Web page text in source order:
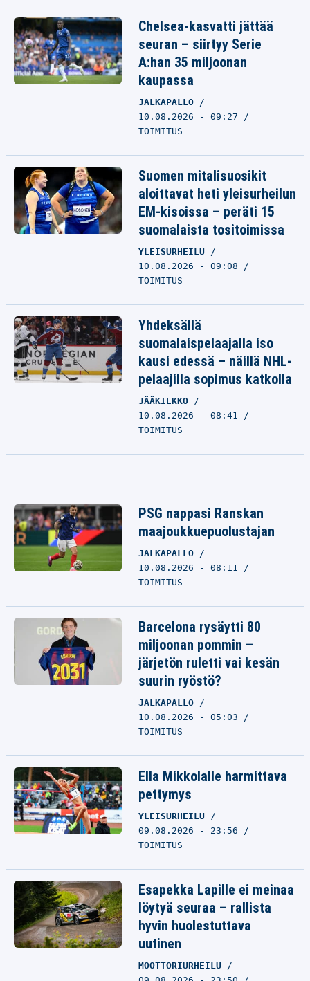
Chelsea-kasvatti jättää
seuran – siirtyy Serie
A:han 35 miljoonan
kaupassa
JALKAPALLO
10.08.2026 - 09:27
TOIMITUS
Suomen mitalisuosikit
aloittavat heti yleisurheilun
EM-kisoissa – peräti 15
suomalaista tositoimissa
YLEISURHEILU
10.08.2026 - 09:08
TOIMITUS
Yhdeksällä
suomalaispelaajalla iso
kausi edessä – näillä NHL-
pelaajilla sopimus katkolla
JÄÄKIEKKO
10.08.2026 - 08:41
TOIMITUS
PSG nappasi Ranskan
maajoukkuepuolustajan
JALKAPALLO
10.08.2026 - 08:11
TOIMITUS
Barcelona rysäytti 80
miljoonan pommin –
järjetön ruletti vai kesän
suurin ryöstö?
JALKAPALLO
10.08.2026 - 05:03
TOIMITUS
Ella Mikkolalle harmittava
pettymys
YLEISURHEILU
09.08.2026 - 23:56
TOIMITUS
Esapekka Lapille ei meinaa
löytyä seuraa – rallista
hyvin huolestuttava
uutinen
MOOTTORIURHEILU